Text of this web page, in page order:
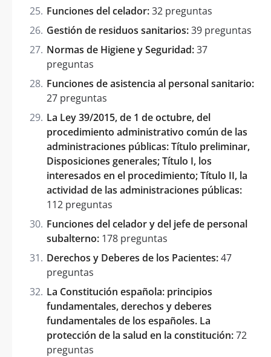
Funciones del celador:32 preguntas
Gestión de residuos sanitarios:39 preguntas
Normas de Higiene y Seguridad:37
preguntas
Funciones de asistencia al personal sanitario:
27 preguntas
La Ley 39/2015, de 1 de octubre, del
procedimiento administrativo común de las
administraciones públicas: Título preliminar,
Disposiciones generales; Título I, los
interesados en el procedimiento; Título II, la
actividad de las administraciones públicas:
112 preguntas
Funciones del celador y del jefe de personal
subalterno: 178 preguntas
Derechos y Deberes de los Pacientes:47
preguntas
La Constitución española: principios
fundamentales, derechos y deberes
fundamentales de los españoles. La
protección de la salud en la constitución:72
preguntas